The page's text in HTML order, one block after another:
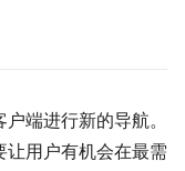
端进行新的导航。
用户有机会在最需